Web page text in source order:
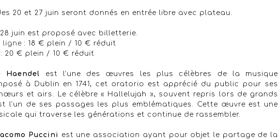
20 et 27 juin seront donnés en entrée libre avec plateau.
juin est proposé avec billetterie.
ligne : 18 € plein / 10 € réduit
20 € plein / 10 € réduit
est l’une des œuvres les plus célèbres de la musique
à Dublin en 1741, cet oratorio est apprécié du public pour ses
et airs. Le célèbre « Hallelujah », souvent repris lors de grands
l’un de ses passages les plus emblématiques. Cette œuvre est une
qui traverse les générations et continue de rassembler.
Puccini est une association ayant pour objet le partage de la